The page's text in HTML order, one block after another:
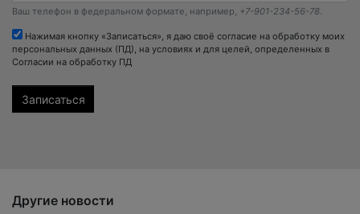
Ваш телефон в федеральном формате, например, +7-901-234-56-78.
Нажимая кнопку «Записаться», я даю своё согласие на обработку моих
персональных данных (ПД), на условиях и для целей, определенных в
Согласии на обработку ПД
Другие новости